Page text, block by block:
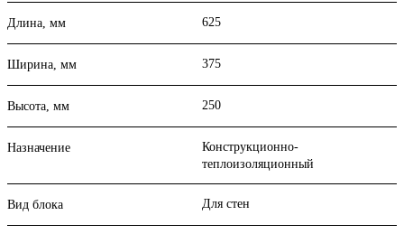
Длина, мм 625
Ширина, мм 375
Высота, мм 250
Назначение
Конструкционно-
теплоизоляционный
Вид блока Для стен